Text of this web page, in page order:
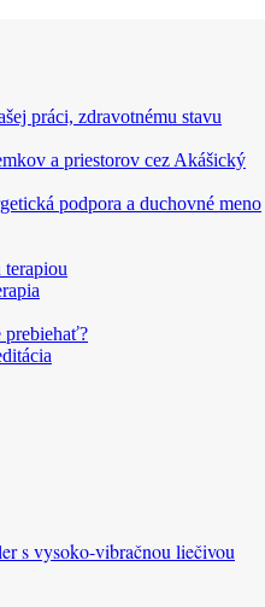
práci, zdravotnému stavu
a priestorov cez Akášický
podpora a duchovné meno
terapiou
prebiehať?